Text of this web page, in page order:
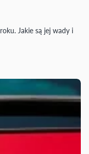
Jakie są jej wady i